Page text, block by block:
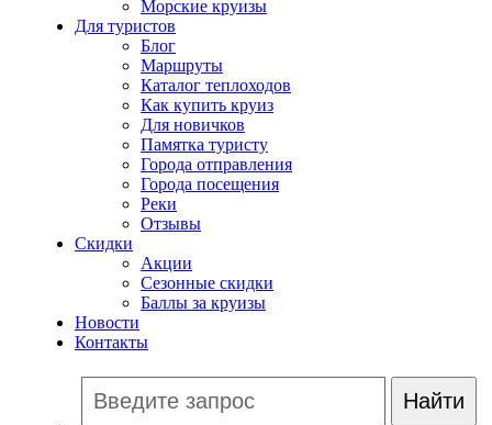
Морские круизы
Для туристов
Блог
Маршруты
Каталог теплоходов
Как купить круиз
Для новичков
Памятка туристу
Города отправления
Города посещения
Реки
Отзывы
Скидки
Акции
Сезонные скидки
Баллы за круизы
Новости
Контакты